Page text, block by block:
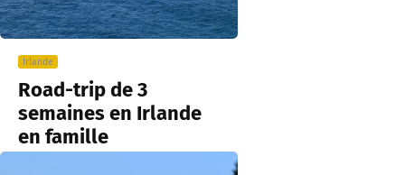
Irlande
Road-trip de 3
semaines en Irlande
en famille